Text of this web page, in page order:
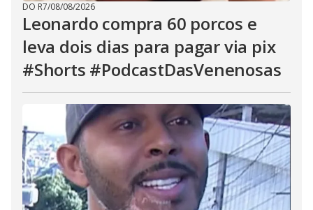
DO R7/08/08/2026
Leonardo compra 60 porcos e
leva dois dias para pagar via pix
#Shorts #PodcastDasVenenosas